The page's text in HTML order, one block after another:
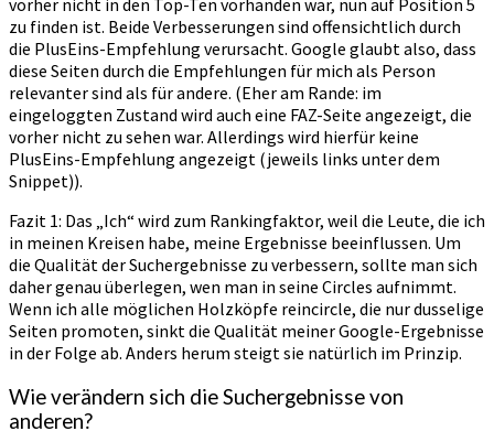
vorher nicht in den Top-Ten vorhanden war, nun auf Position 5
zu finden ist. Beide Verbesserungen sind offensichtlich durch
die PlusEins-Empfehlung verursacht. Google glaubt also, dass
diese Seiten durch die Empfehlungen für mich als Person
relevanter sind als für andere. (Eher am Rande: im
eingeloggten Zustand wird auch eine FAZ-Seite angezeigt, die
vorher nicht zu sehen war. Allerdings wird hierfür keine
PlusEins-Empfehlung angezeigt (jeweils links unter dem
Snippet)).
Fazit 1: Das „Ich“ wird zum Rankingfaktor, weil die Leute, die ich
in meinen Kreisen habe, meine Ergebnisse beeinflussen. Um
die Qualität der Suchergebnisse zu verbessern, sollte man sich
daher genau überlegen, wen man in seine Circles aufnimmt.
Wenn ich alle möglichen Holzköpfe reincircle, die nur dusselige
Seiten promoten, sinkt die Qualität meiner Google-Ergebnisse
in der Folge ab. Anders herum steigt sie natürlich im Prinzip.
Wie verändern sich die Suchergebnisse von
anderen?